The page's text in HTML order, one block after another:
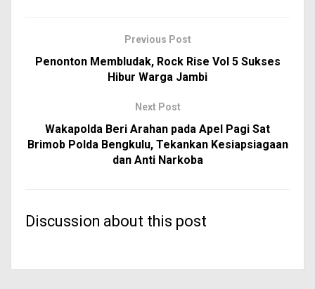
Previous Post
Penonton Membludak, Rock Rise Vol 5 Sukses
Hibur Warga Jambi
Next Post
Wakapolda Beri Arahan pada Apel Pagi Sat
Brimob Polda Bengkulu, Tekankan Kesiapsiagaan
dan Anti Narkoba
Discussion about this post